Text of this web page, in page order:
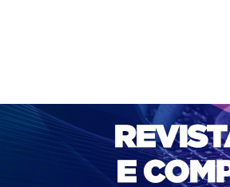
SOBRE ACESSO CADASTRO
PORTAL DE REVISTAS DA UNIFACS
NOVA SUBMISSÃO